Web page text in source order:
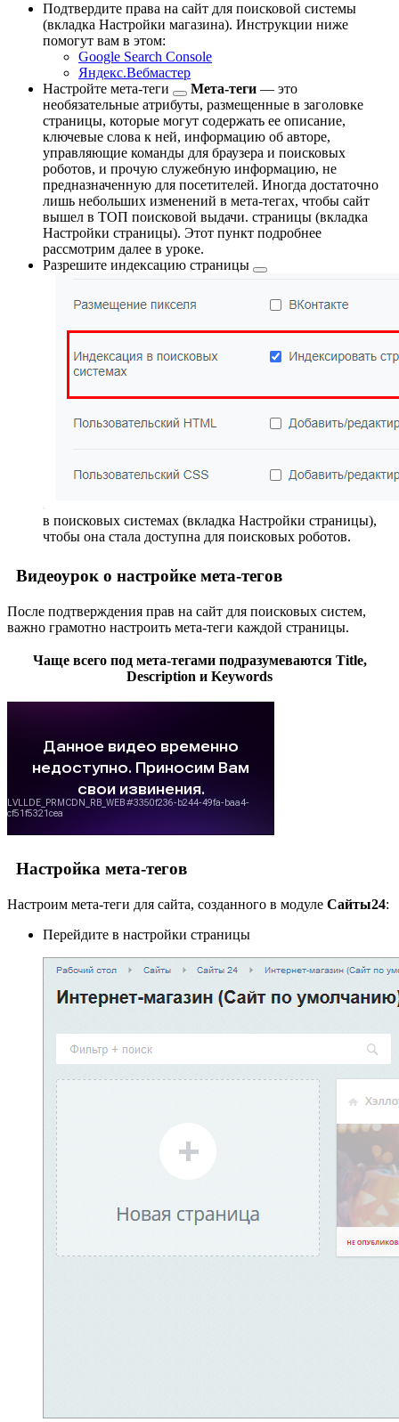
Подтвердите права на сайт для поисковой системы
(вкладка Настройки магазина). Инструкции ниже
помогут вам в этом:
Google Search Console
Яндекс.Вебмастер
Настройте мета-теги Мета-теги — это
необязательные атрибуты, размещенные в заголовке
страницы, которые могут содержать ее описание,
ключевые слова к ней, информацию об авторе,
управляющие команды для браузера и поисковых
роботов, и прочую служебную информацию, не
предназначенную для посетителей. Иногда достаточно
лишь небольших изменений в мета-тегах, чтобы сайт
вышел в ТОП поисковой выдачи. страницы (вкладка
Настройки страницы). Этот пункт подробнее
рассмотрим далее в уроке.
Разрешите индексацию страницы
в поисковых системах (вкладка Настройки страницы),
чтобы она стала доступна для поисковых роботов.
Видеоурок о настройке мета-тегов
После подтверждения прав на сайт для поисковых систем,
важно грамотно настроить мета-теги каждой страницы.
Чаще всего под мета-тегами подразумеваются Title,
Description и Keywords
Настройка мета-тегов
Настроим мета-теги для сайта, созданного в модуле Сайты24:
Перейдите в настройки страницы